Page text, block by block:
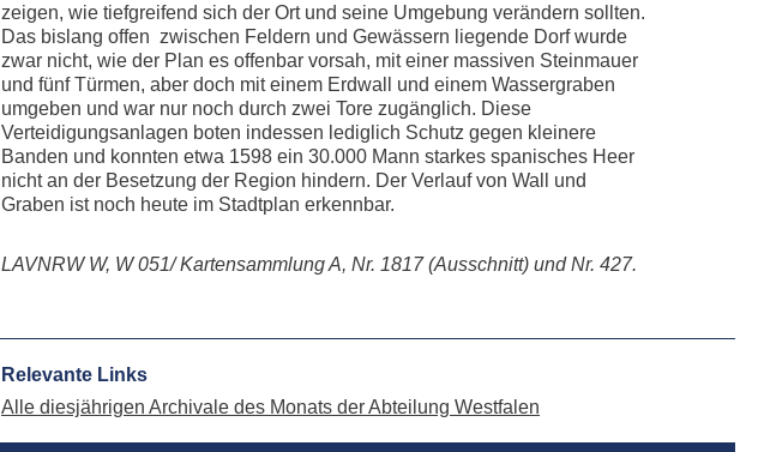
zeigen, wie tiefgreifend sich der Ort und seine Umgebung verändern sollten.
Das bislang offen zwischen Feldern und Gewässern liegende Dorf wurde
zwar nicht, wie der Plan es offenbar vorsah, mit einer massiven Steinmauer
und fünf Türmen, aber doch mit einem Erdwall und einem Wassergraben
umgeben und war nur noch durch zwei Tore zugänglich. Diese
Verteidigungsanlagen boten indessen lediglich Schutz gegen kleinere
Banden und konnten etwa 1598 ein 30.000 Mann starkes spanisches Heer
nicht an der Besetzung der Region hindern. Der Verlauf von Wall und
Graben ist noch heute im Stadtplan erkennbar.
LAVNRW W, W 051/ Kartensammlung A, Nr. 1817 (Ausschnitt) und Nr. 427.
Relevante Links
Alle diesjährigen Archivale des Monats der Abteilung Westfalen